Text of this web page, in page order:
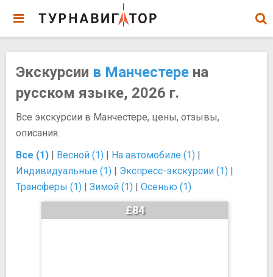
Экскурсии в Манчестере на
русском языке, 2026 г.
Все экскурсии в Манчестере, цены, отзывы,
описания.
Все (1) | Весной (1) | На автомобиле (1) |
Индивидуальные (1) | Экспресс-экскурсии (1) |
Трансферы (1) | Зимой (1) | Осенью (1)
£84